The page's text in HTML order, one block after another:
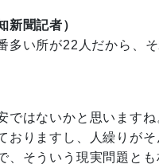
新聞記者）
多い所が22人だから、
ではないかと思いますね
おりますし、人繰りが
、そういう現実問題と